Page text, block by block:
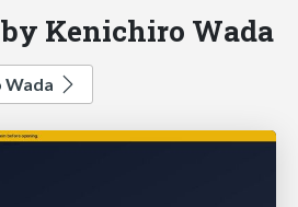
Kenichiro Wada
Wada